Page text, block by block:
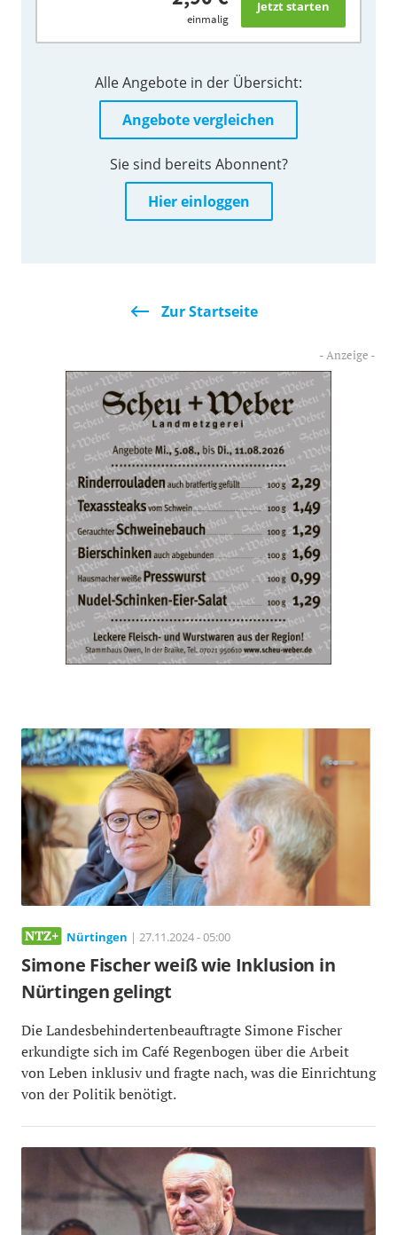
einmalig
Alle Angebote in der Übersicht:
Angebote vergleichen
Sie sind bereits Abonnent?
Hier einloggen
Zur Startseite
Nürtingen | 27.11.2024 - 05:00
Simone Fischer weiß wie Inklusion in
Nürtingen gelingt
Die Landesbehindertenbeauftragte Simone Fischer
erkundigte sich im Café Regenbogen über die Arbeit
von Leben inklusiv und fragte nach, was die Einrichtung
von der Politik benötigt.